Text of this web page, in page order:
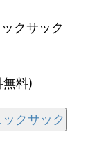
クサック
料)
クサック